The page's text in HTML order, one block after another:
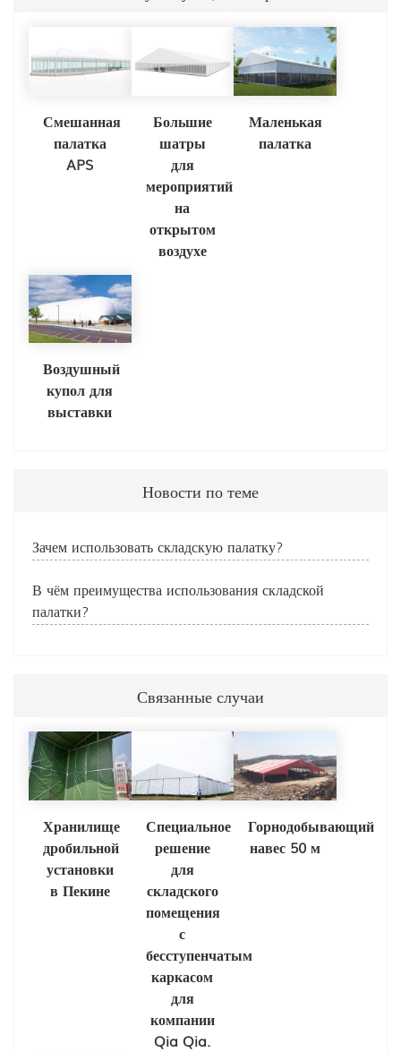
Смешанная
палатка
APS
Большие
шатры
для
мероприятий
на
открытом
воздухе
Маленькая
палатка
Воздушный
купол для
выставки
Новости по теме
Зачем использовать складскую палатку?
В чём преимущества использования складской
палатки?
Связанные случаи
Хранилище
дробильной
установки
в Пекине
Специальное
решение
для
складского
помещения
с
бесступенчатым
каркасом
для
компании
Qia Qia.
Горнодобывающий
навес 50 м